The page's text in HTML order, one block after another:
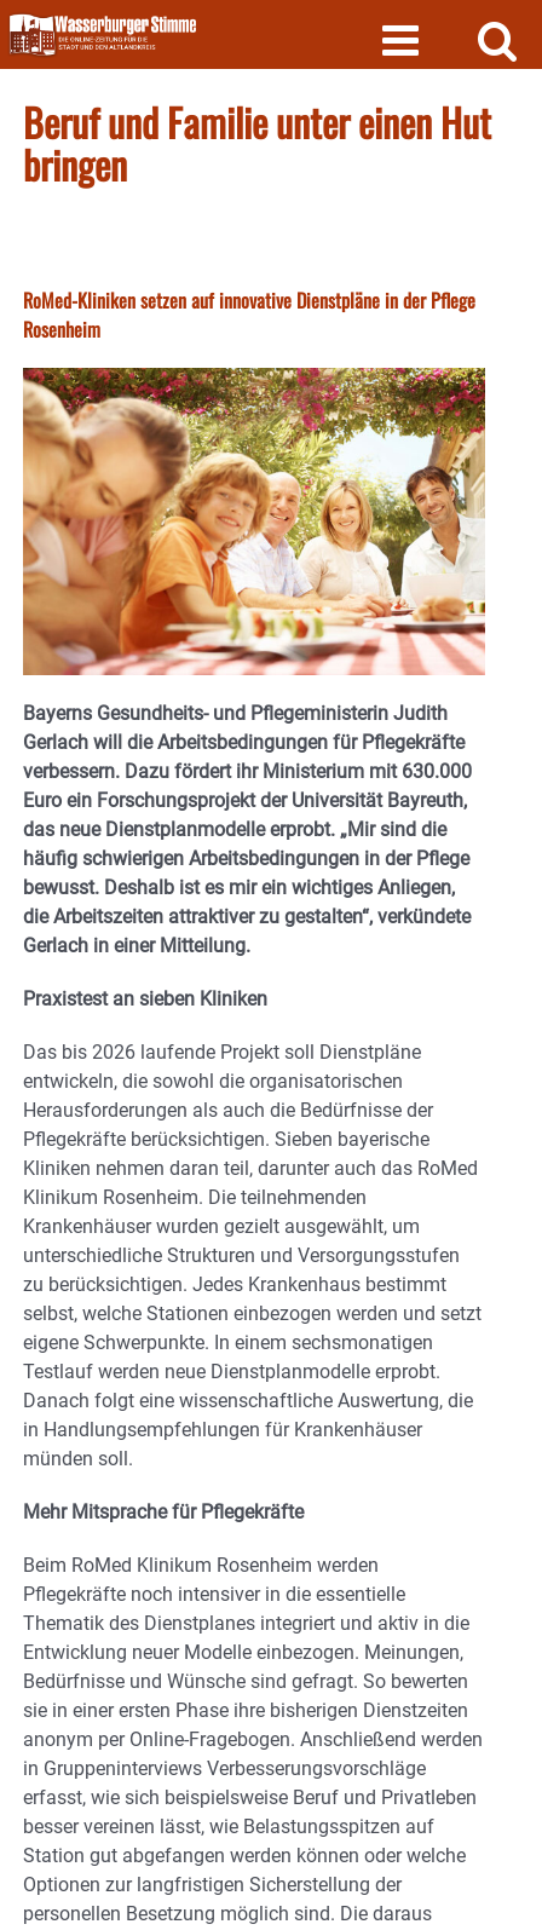
Skip
to
content
Beruf und Familie unter einen Hut
bringen
RoMed-Kliniken setzen auf innovative Dienstpläne in der Pflege
Rosenheim
Bayerns Gesundheits- und Pflegeministerin Judith
Gerlach will die Arbeitsbedingungen für Pflegekräfte
verbessern. Dazu fördert ihr Ministerium mit 630.000
Euro ein Forschungsprojekt der Universität Bayreuth,
das neue Dienstplanmodelle erprobt. „Mir sind die
häufig schwierigen Arbeitsbedingungen in der Pflege
bewusst. Deshalb ist es mir ein wichtiges Anliegen,
die Arbeitszeiten attraktiver zu gestalten“, verkündete
Gerlach in einer Mitteilung.
Praxistest an sieben Kliniken
Das bis 2026 laufende Projekt soll Dienstpläne
entwickeln, die sowohl die organisatorischen
Herausforderungen als auch die Bedürfnisse der
Pflegekräfte berücksichtigen. Sieben bayerische
Kliniken nehmen daran teil, darunter auch das RoMed
Klinikum Rosenheim. Die teilnehmenden
Krankenhäuser wurden gezielt ausgewählt, um
unterschiedliche Strukturen und Versorgungsstufen
zu berücksichtigen. Jedes Krankenhaus bestimmt
selbst, welche Stationen einbezogen werden und setzt
eigene Schwerpunkte. In einem sechsmonatigen
Testlauf werden neue Dienstplanmodelle erprobt.
Danach folgt eine wissenschaftliche Auswertung, die
in Handlungsempfehlungen für Krankenhäuser
münden soll.
Mehr Mitsprache für Pflegekräfte
Beim RoMed Klinikum Rosenheim werden
Pflegekräfte noch intensiver in die essentielle
Thematik des Dienstplanes integriert und aktiv in die
Entwicklung neuer Modelle einbezogen. Meinungen,
Bedürfnisse und Wünsche sind gefragt. So bewerten
sie in einer ersten Phase ihre bisherigen Dienstzeiten
anonym per Online-Fragebogen. Anschließend werden
in Gruppeninterviews Verbesserungsvorschläge
erfasst, wie sich beispielsweise Beruf und Privatleben
besser vereinen lässt, wie Belastungsspitzen auf
Station gut abgefangen werden können oder welche
Optionen zur langfristigen Sicherstellung der
personellen Besetzung möglich sind. Die daraus